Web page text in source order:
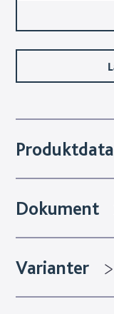
Produktdata
Dokument
Varianter